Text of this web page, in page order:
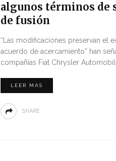
algunos términos de
de fusión
“Las modificaciones preservan el
acuerdo de acercamiento” han
compañías Fiat Chrysler
LEER MÁS
SHARE